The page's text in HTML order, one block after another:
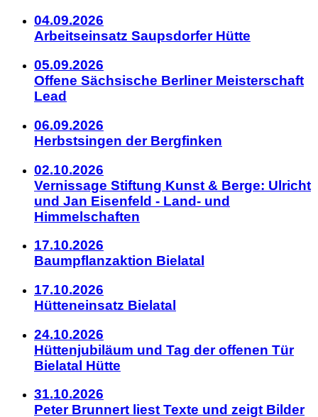
04.09.2026
Arbeitseinsatz Saupsdorfer Hütte
05.09.2026
Offene Sächsische Berliner Meisterschaft
Lead
06.09.2026
Herbstsingen der Bergfinken
02.10.2026
Vernissage Stiftung Kunst & Berge: Ulricht
und Jan Eisenfeld - Land- und
Himmelschaften
17.10.2026
Baumpflanzaktion Bielatal
17.10.2026
Hütteneinsatz Bielatal
24.10.2026
Hüttenjubiläum und Tag der offenen Tür
Bielatal Hütte
31.10.2026
Peter Brunnert liest Texte und zeigt Bilder